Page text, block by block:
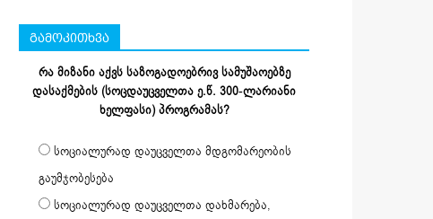
გამოკითხვა
რა მიზანი აქვს საზოგადოებრივ სამუშაოებზე
დასაქმების (სოცდაუცველთა ე.წ. 300-ლარიანი
ხელფასი) პროგრამას?
სოციალურად დაუცველთა მდგომარეობის
გაუმჯობესება
სოციალურად დაუცველთა დახმარება,